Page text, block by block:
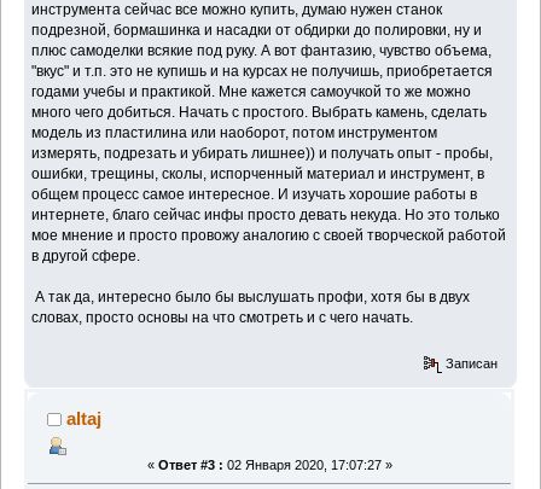
инструмента сейчас все можно купить, думаю нужен станок
подрезной, бормашинка и насадки от обдирки до полировки, ну и
плюс самоделки всякие под руку. А вот фантазию, чувство объема,
"вкус" и т.п. это не купишь и на курсах не получишь, приобретается
годами учебы и практикой. Мне кажется самоучкой то же можно
много чего добиться. Начать с простого. Выбрать камень, сделать
модель из пластилина или наоборот, потом инструментом
измерять, подрезать и убирать лишнее)) и получать опыт - пробы,
ошибки, трещины, сколы, испорченный материал и инструмент, в
общем процесс самое интересное. И изучать хорошие работы в
интернете, благо сейчас инфы просто девать некуда. Но это только
мое мнение и просто провожу аналогию с своей творческой работой
в другой сфере.
А так да, интересно было бы выслушать профи, хотя бы в двух
словах, просто основы на что смотреть и с чего начать.
Записан
altaj
« Ответ #3 : 02 Января 2020, 17:07:27 »